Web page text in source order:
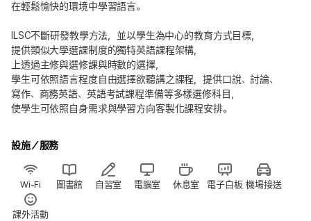
在輕鬆愉快的環境中學習語言。
ILSC不斷研發教學方法，並以學生為中心的教育方式目標，
提供類似大學選課制度的獨特英語課程架構，
上透過主修與選修課與時數的選擇，
學生可依照語言程度自由選擇欲聽講之課程，提供口說、討論、
寫作、商務英語、英語考試課程準備等多樣選修科目，
使學生可依照自身需求與學習方向客製化課程安排。
設施／服務
Wi-Fi 圖書館 自習室 電腦室 休息室 電子白板 機場接送
課外活動